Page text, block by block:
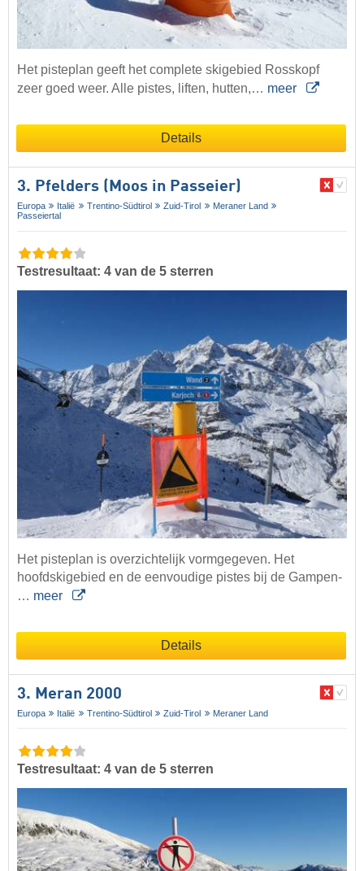
Het pisteplan geeft het complete skigebied Rosskopf
zeer goed weer. Alle pistes, liften, hutten,… meer
Details
3. Pfelders (Moos in Passeier)
Europa Italië Trentino-Südtirol Zuid-Tirol
Meraner Land
Passeiertal
Testresultaat: 4 van de 5 sterren
Het pisteplan is overzichtelijk vormgegeven. Het
hoofdskigebied en de eenvoudige pistes bij de Gampen-
… meer
Details
3. Meran 2000
Europa Italië Trentino-Südtirol Zuid-Tirol Meraner Land
Testresultaat: 4 van de 5 sterren